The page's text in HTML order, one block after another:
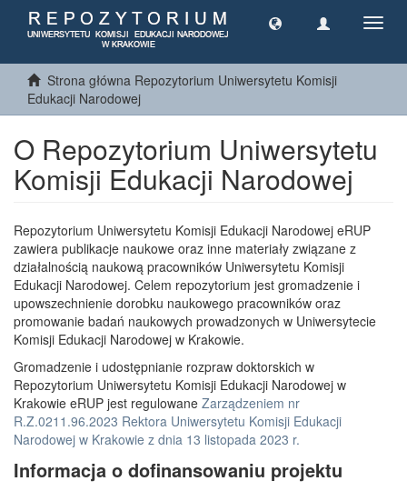
Strona główna Repozytorium Uniwersytetu Komisji
Edukacji Narodowej
O Repozytorium Uniwersytetu
Komisji Edukacji Narodowej
Repozytorium Uniwersytetu Komisji Edukacji Narodowej eRUP
zawiera publikacje naukowe oraz inne materiały związane z
działalnością naukową pracowników Uniwersytetu Komisji
Edukacji Narodowej. Celem repozytorium jest gromadzenie i
upowszechnienie dorobku naukowego pracowników oraz
promowanie badań naukowych prowadzonych w Uniwersytecie
Komisji Edukacji Narodowej w Krakowie.
Gromadzenie i udostępnianie rozpraw doktorskich w
Repozytorium Uniwersytetu Komisji Edukacji Narodowej w
Krakowie eRUP jest regulowane Zarządzeniem nr
R.Z.0211.96.2023 Rektora Uniwersytetu Komisji Edukacji
Narodowej w Krakowie z dnia 13 listopada 2023 r.
Informacja o dofinansowaniu projektu